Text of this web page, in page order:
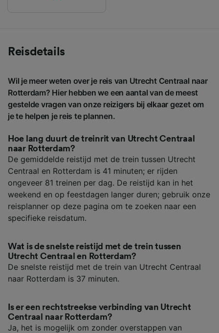
Reisdetails
Wil je meer weten over je reis van Utrecht Centraal naar
Rotterdam? Hier hebben we een aantal van de meest
gestelde vragen van onze reizigers bij elkaar gezet om
je te helpen je reis te plannen.
Hoe lang duurt de treinrit van Utrecht Centraal
naar Rotterdam?
De gemiddelde reistijd met de trein tussen Utrecht
Centraal en Rotterdam is 41 minuten; er rijden
ongeveer 81 treinen per dag. De reistijd kan in het
weekend en op feestdagen langer duren; gebruik onze
reisplanner op deze pagina om te zoeken naar een
specifieke reisdatum.
Wat is de snelste reistijd met de trein tussen
Utrecht Centraal en Rotterdam?
De snelste reistijd met de trein van Utrecht Centraal
naar Rotterdam is 37 minuten.
Is er een rechtstreekse verbinding van Utrecht
Centraal naar Rotterdam?
Ja, het is mogelijk om zonder overstappen van